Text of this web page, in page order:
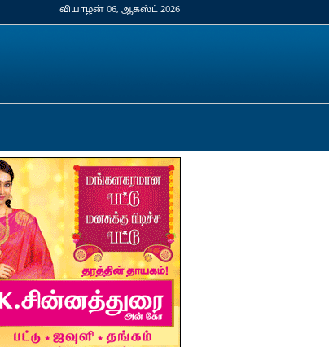
வியாழன் 06, ஆகஸ்ட் 2026